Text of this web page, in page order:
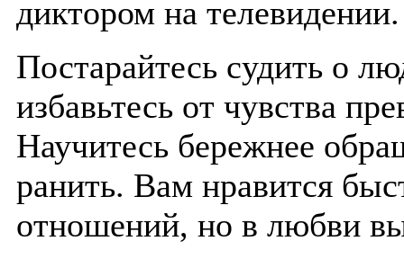
диктором на телевидении.
Постарайтесь судить о
избавьтесь от чувства
Научитесь бережнее
ранить. Вам нравится
отношений, но в любви